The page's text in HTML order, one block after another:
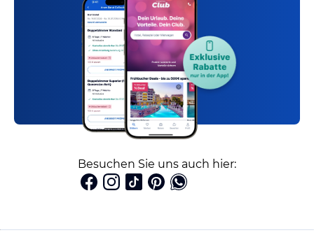
Besuchen Sie uns auch hier: